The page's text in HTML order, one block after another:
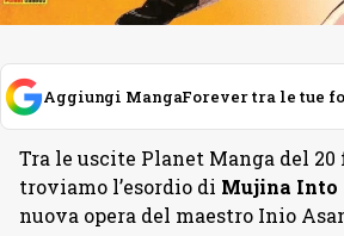
Aggiungi MangaForever tra le tue
Tra le uscite Planet Manga del 20
troviamo l’esordio di Mujina Into
nuova opera del maestro Inio